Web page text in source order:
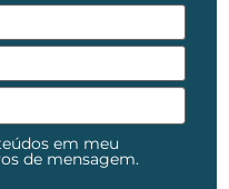
em meu
de mensagem.